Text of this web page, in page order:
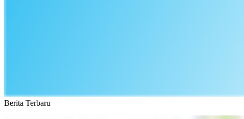
Berita Terbaru